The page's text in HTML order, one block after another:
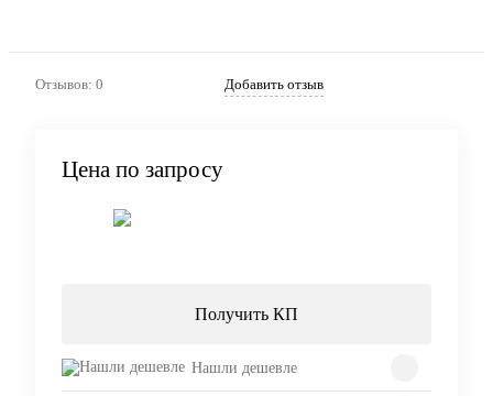
Отзывов: 0 Добавить отзыв
Цена по запросу
Получить КП
Нашли дешевле